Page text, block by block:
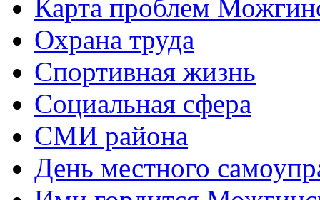
Карта проблем
Охрана труда
Спортивная жизнь
Социальная сфера
СМИ района
День местного